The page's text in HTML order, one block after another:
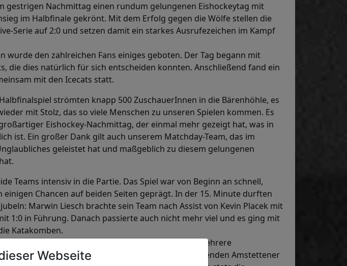
gestrigen Nachmittag einen rundum gelungenen Eishockeytag mit
im Halbfinale gekrönt. Mit dem Erfolg gegen die Wölfe stellen die
Serie auf 2:0 und setzen damit ein starkes Ausrufezeichen im Kampf
wurde den zahlreichen Fans einiges geboten. Der Tag begann mit
die dies natürlich für sich entscheiden konnten. Anschließend fand ein
mit den Icecats statt.
strömten knapp 500 ZuschauerInnen in die Bärenhöhle, es
mit Stolz, das so viele Menschen zu unseren Spielen kommen. Es
Eishockey-Nachmittag, der einmal mehr gezeigt hat, was in
ist. Ein großer Dank gilt auch unserem Matchday-Team, das im
geleistet hat und maßgeblich zu diesem gelungenen
Teams intensiv in die Partie. Das Spiel war von Beginn an schnell,
Chancen auf beiden Seiten geprägt. In der 15. Minute durften
Marwin Liesch brachte sein Team nach Assist von Kevin Placek mit
1:0 in Führung. Danach passierte auch nicht mehr viel und es ging mit
Katakomben.
sich ein ähnliches Bild. Die Grizzlies erspielten sich mehrere
scheiterten jedoch immer wieder am stark agierenden Amstettener
Webseite